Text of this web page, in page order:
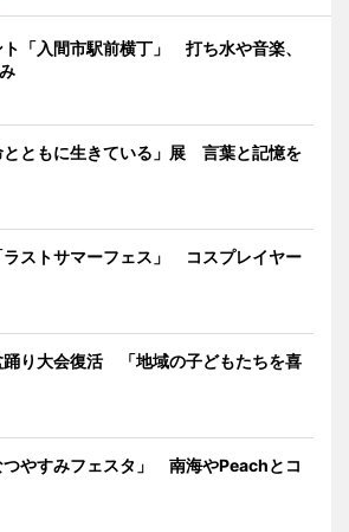
ト「入間市駅前横丁」 打ち水や音楽、
とともに生きている」展 言葉と記憶を
ラストサマーフェス」 コスプレイヤー
踊り大会復活 「地域の子どもたちを喜
つやすみフェスタ」 南海やPeachとコ